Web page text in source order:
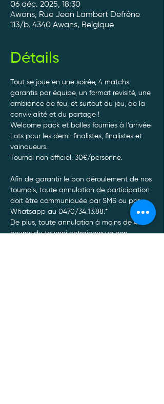
06 déc. 2025, 18:30
Awans, Rue Jean Lambert Defrêne
113/b, 4340 Awans, Belgique
Détails
Tout se joue en une soirée, 4 matchs
garantis par équipe, un format revisité, une
ambiance de feu, et surtout du jeu, de la
convivialité et du partage !
Welcome pack et balles fournies à l’arrivée.
Lots pour les demi-finalistes, finalistes et
vainqueurs.
Tournoi non officiel. 30€/personne.
Afin de garantir le bon déroulement de nos
tournois, toute annulation de participation
doit être communiquée par SMS ou par
Whatsapp au 0470/34.13.88.*
De plus, toute annulation à moins de 48
heures du tournoi entrainera un non